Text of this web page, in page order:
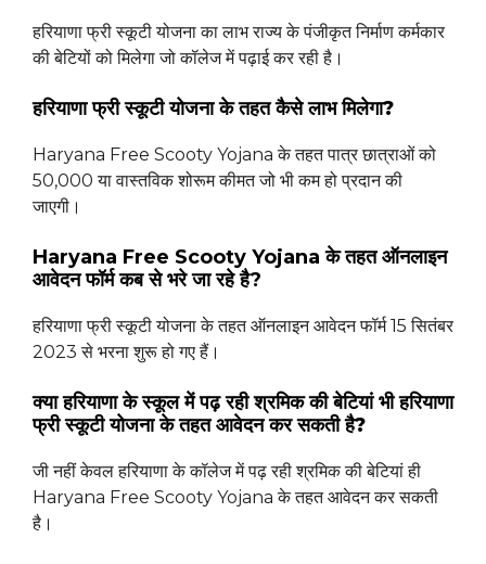
हरियाणा फ्री स्कूटी योजना का लाभ राज्य के पंजीकृत निर्माण कर्मकार
की बेटियों को मिलेगा जो कॉलेज में पढ़ाई कर रही है।
हरियाणा फ्री स्कूटी योजना के तहत कैसे लाभ मिलेगा?
Haryana Free Scooty Yojana के तहत पात्र छात्राओं को
50,000 या वास्तविक शोरूम कीमत जो भी कम हो प्रदान की
जाएगी।
Haryana Free Scooty Yojana के तहत ऑनलाइन
आवेदन फॉर्म कब से भरे जा रहे है?
हरियाणा फ्री स्कूटी योजना के तहत ऑनलाइन आवेदन फॉर्म 15 सितंबर
2023 से भरना शुरू हो गए हैं।
क्या हरियाणा के स्कूल में पढ़ रही श्रमिक की बेटियां भी हरियाणा
फ्री स्कूटी योजना के तहत आवेदन कर सकती है?
जी नहीं केवल हरियाणा के कॉलेज में पढ़ रही श्रमिक की बेटियां ही
Haryana Free Scooty Yojana के तहत आवेदन कर सकती
है।